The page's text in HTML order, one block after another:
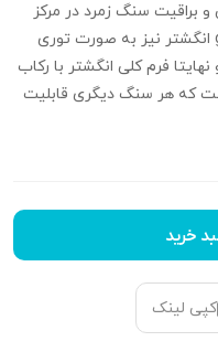
و براقیت سنگ زمرد در مرکز
طرح چیده شده است. قسمت gallery rail انگشتر نیز به صورت توری
شده و نهایتا فرم کلی انگشتر با رکاب
که هر سنگ دیگری قابلیت
خرید
کپی لینک